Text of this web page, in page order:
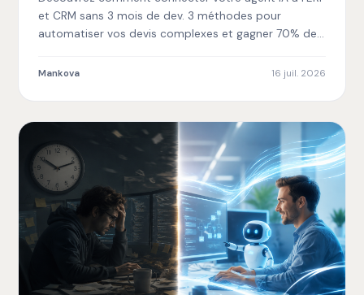
développement
et CRM sans 3 mois de dev. 3 méthodes pour
automatiser vos devis complexes et gagner 70% de
Mankova 16 juil. 2026